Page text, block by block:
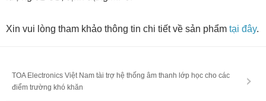
Xin vui lòng tham khảo thông tin chi tiết về sản phẩm tại đây.
TOA Electronics Việt Nam tài trợ hệ thống âm thanh lớp học cho các
điểm trường khó khăn